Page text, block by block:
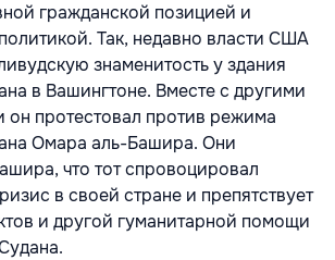
гражданской позицией и
Так, недавно власти США
знаменитость у здания
в Вашингтоне. Вместе с другими
он протестовал против режима
Омара аль-Башира. Они
что тот спровоцировал
в своей стране и препятствует
и другой гуманитарной помощи